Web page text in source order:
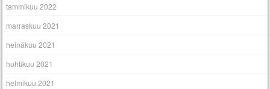
tammikuu 2022
marraskuu 2021
heinäkuu 2021
huhtikuu 2021
helmikuu 2021